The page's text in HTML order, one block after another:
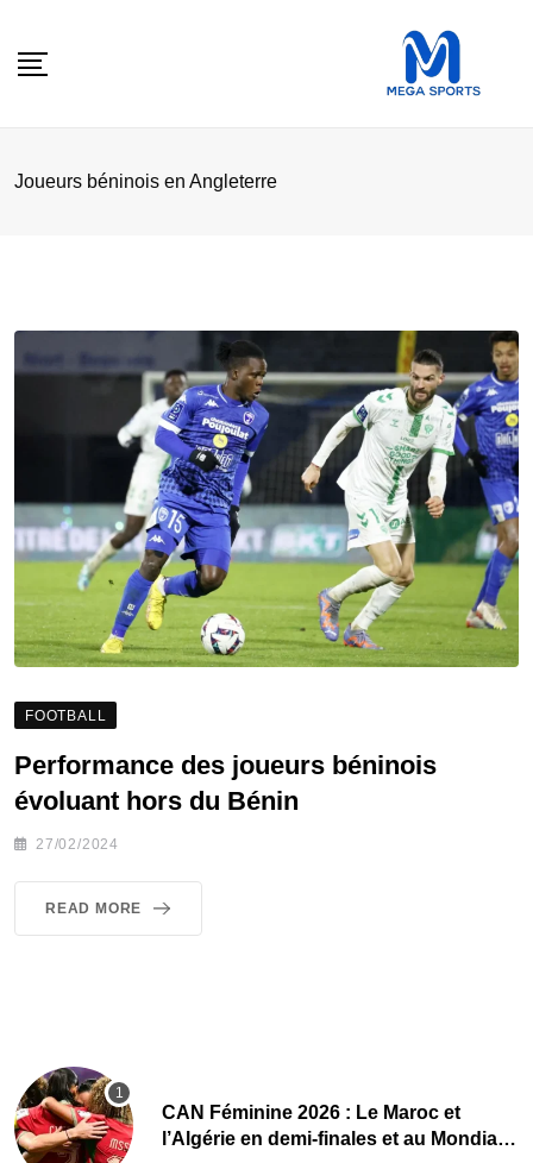
Joueurs béninois en Angleterre
FOOTBALL
Performance des joueurs béninois
évoluant hors du Bénin
27/02/2024
READ MORE
CAN Féminine 2026 : Le Maroc et
l’Algérie en demi-finales et au Mondial